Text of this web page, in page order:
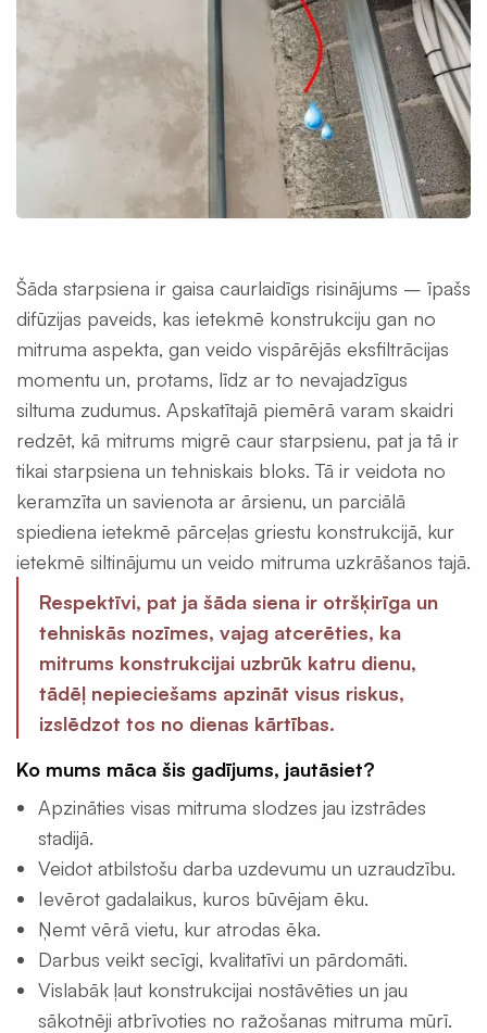
Šāda starpsiena ir gaisa caurlaidīgs risinājums – īpašs
difūzijas paveids, kas ietekmē konstrukciju gan no
mitruma aspekta, gan veido vispārējās eksfiltrācijas
momentu un, protams, līdz ar to nevajadzīgus
siltuma zudumus. Apskatītajā piemērā varam skaidri
redzēt, kā mitrums migrē caur starpsienu, pat ja tā ir
tikai starpsiena un tehniskais bloks. Tā ir veidota no
keramzīta un savienota ar ārsienu, un parciālā
spiediena ietekmē pārceļas griestu konstrukcijā, kur
ietekmē siltinājumu un veido mitruma uzkrāšanos tajā.
Respektīvi, pat ja šāda siena ir otršķirīga un
tehniskās nozīmes, vajag atcerēties, ka
mitrums konstrukcijai uzbrūk katru dienu,
tādēļ nepieciešams apzināt visus riskus,
izslēdzot tos no dienas kārtības.
Ko mums māca šis gadījums, jautāsiet?
Apzināties visas mitruma slodzes jau izstrādes
stadijā.
Veidot atbilstošu darba uzdevumu un uzraudzību.
Ievērot gadalaikus, kuros būvējam ēku.
Ņemt vērā vietu, kur atrodas ēka.
Darbus veikt secīgi, kvalitatīvi un pārdomāti.
Vislabāk ļaut konstrukcijai nostāvēties un jau
sākotnēji atbrīvoties no ražošanas mitruma mūrī.